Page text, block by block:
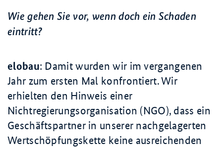
Wie gehen Sie vor, wenn doch ein Schaden
eintritt?
elobau: Damit wurden wir im vergangenen
Jahr zum ersten Mal konfrontiert. Wir
erhielten den Hinweis einer
Nichtregierungsorganisation (NGO), dass ein
Geschäftspartner in unserer nachgelagerten
Wertschöpfungskette keine ausreichenden